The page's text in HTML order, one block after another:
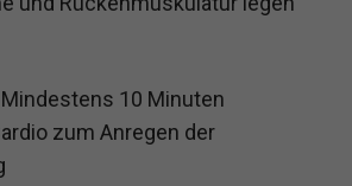
Mindestens 10 Minuten
zum Anregen der